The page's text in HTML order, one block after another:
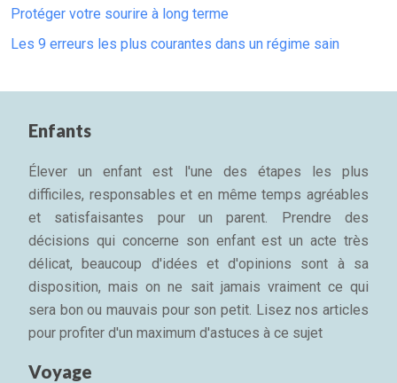
Protéger votre sourire à long terme
Les 9 erreurs les plus courantes dans un régime sain
Enfants
Élever un enfant est l'une des étapes les plus
difficiles, responsables et en même temps agréables
et satisfaisantes pour un parent. Prendre des
décisions qui concerne son enfant est un acte très
délicat, beaucoup d'idées et d'opinions sont à sa
disposition, mais on ne sait jamais vraiment ce qui
sera bon ou mauvais pour son petit. Lisez nos articles
pour profiter d'un maximum d'astuces à ce sujet
Voyage